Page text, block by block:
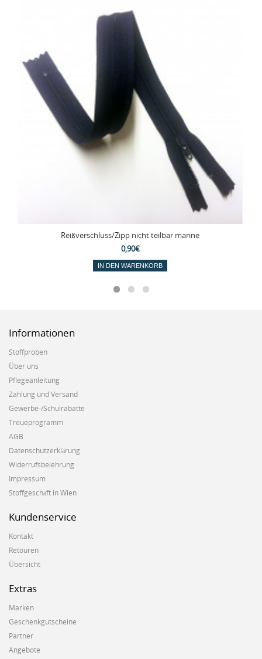
Reißverschluss/Zipp nicht teilbar marine
0,90€
IN DEN WARENKORB
Informationen
Stoffproben
Über uns
Pflegeanleitung
Zahlung und Versand
Gewerbe-/Schulrabatte
Treueprogramm
AGB
Datenschutzerklärung
Widerrufsbelehrung
Impressum
Stoffgeschäft in Wien
Kundenservice
Kontakt
Retouren
Übersicht
Extras
Marken
Geschenkgutscheine
Partner
Angebote